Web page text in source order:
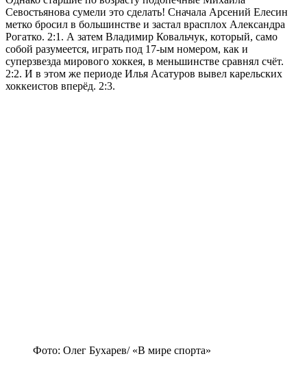
Севостьянова сумели это сделать! Сначала Арсений Елесин
метко бросил в большинстве и застал врасплох Александра
Рогатко. 2:1. А затем Владимир Ковальчук, который, само
собой разумеется, играть под 17-ым номером, как и
суперзвезда мирового хоккея, в меньшинстве сравнял счёт.
2:2. И в этом же периоде Илья Асатуров вывел карельских
хоккеистов вперёд. 2:3.
Фото: Олег Бухарев/ «В мире спорта»